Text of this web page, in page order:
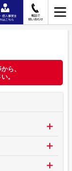
ら、
。